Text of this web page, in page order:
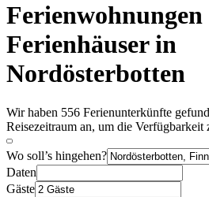
Ferienhäuser in
Nordösterbotten
Wir haben 556 Ferienunterkünfte
Reisezeitraum an, um die Verfügbarkeit
Wo soll’s hingehen?
Daten
Gäste